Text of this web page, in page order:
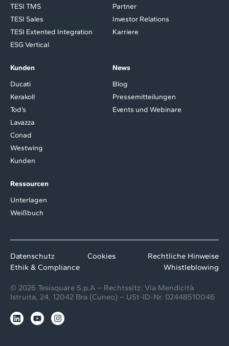
TESI TMS
TESI Sales
TESI Extented Integration
ESG Vertical
Partner
Investor Relations
Karriere
Kunden
Ducati
Kerakoll
Tod’s
Lavazza
Conad
Westwing
Kunden
News
Blog
Pressemitteilungen
Events und Webinare
Ressourcen
Unterlagen
Weißbuch
Datenschutz Cookies
Rechtliche Hinweise
Ethik & Compliance
Whistleblowing
© 2026 Tesisquare S.p.A – Rechtssitz: Via Mendicità
Istruita, 24, 12042 Bra (Cuneo) – USt-ID-Nr. 02448510046
L
i
Y
o
I
n